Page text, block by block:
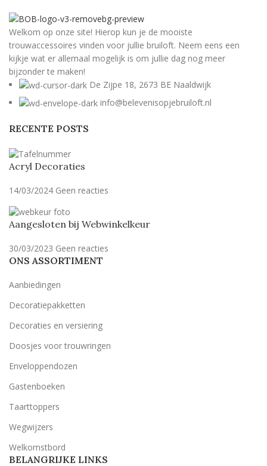
Welkom op onze site! Hierop kun je de mooiste
trouwaccessoires vinden voor jullie bruiloft. Neem eens een
kijkje wat er allemaal mogelijk is om jullie dag nog meer
bijzonder te maken!
De Zijpe 18, 2673 BE Naaldwijk
info@belevenisopjebruiloft.nl
RECENTE POSTS
Acryl Decoraties
14/03/2024 Geen reacties
Aangesloten bij Webwinkelkeur
30/03/2023 Geen reacties
ONS ASSORTIMENT
Aanbiedingen
Decoratiepakketten
Decoraties en versiering
Doosjes voor trouwringen
Enveloppendozen
Gastenboeken
Taarttoppers
Wegwijzers
Welkomstbord
BELANGRIJKE LINKS